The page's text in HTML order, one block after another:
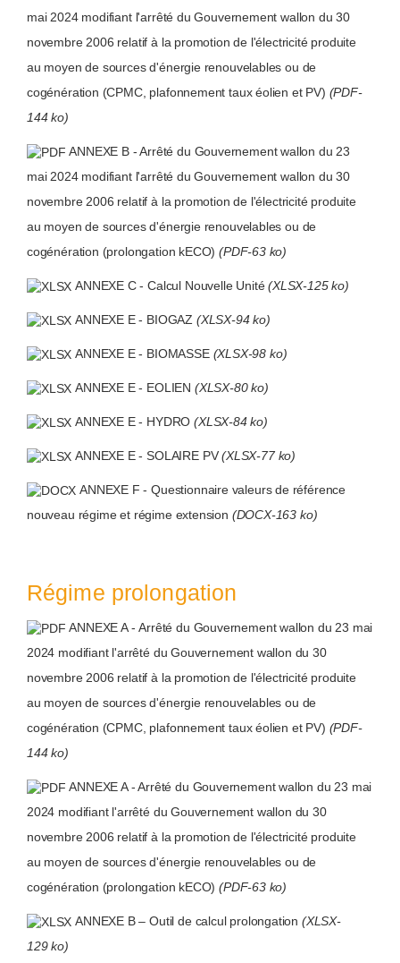
mai 2024 modifiant l'arrêté du Gouvernement wallon du 30
novembre 2006 relatif à la promotion de l'électricité produite
au moyen de sources d'énergie renouvelables ou de
cogénération (CPMC, plafonnement taux éolien et PV) (PDF-
144 ko)
ANNEXE B - Arrêté du Gouvernement wallon du 23
mai 2024 modifiant l'arrêté du Gouvernement wallon du 30
novembre 2006 relatif à la promotion de l'électricité produite
au moyen de sources d'énergie renouvelables ou de
cogénération (prolongation kECO) (PDF-63 ko)
ANNEXE C - Calcul Nouvelle Unité(XLSX-125 ko)
ANNEXE E - BIOGAZ (XLSX-94 ko)
ANNEXE E - BIOMASSE(XLSX-98 ko)
ANNEXE E - EOLIEN (XLSX-80 ko)
ANNEXE E - HYDRO (XLSX-84 ko)
ANNEXE E - SOLAIRE PV(XLSX-77 ko)
ANNEXE F - Questionnaire valeurs de référence
nouveau régime et régime extension (DOCX-163 ko)
Régime prolongation
ANNEXE A - Arrêté du Gouvernement wallon du 23 mai
2024 modifiant l'arrêté du Gouvernement wallon du 30
novembre 2006 relatif à la promotion de l'électricité produite
au moyen de sources d'énergie renouvelables ou de
cogénération (CPMC, plafonnement taux éolien et PV) (PDF-
144 ko)
ANNEXE A - Arrêté du Gouvernement wallon du 23 mai
2024 modifiant l'arrêté du Gouvernement wallon du 30
novembre 2006 relatif à la promotion de l'électricité produite
au moyen de sources d'énergie renouvelables ou de
cogénération (prolongation kECO) (PDF-63 ko)
ANNEXE B – Outil de calcul prolongation (XLSX-
129 ko)